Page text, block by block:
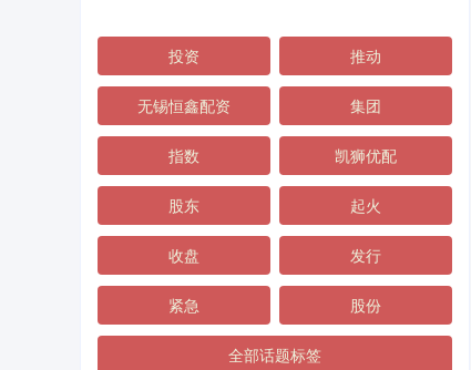
投资 推动
无锡恒鑫配资 集团
指数 凯狮优配
股东 起火
收盘 发行
紧急 股份
全部话题标签